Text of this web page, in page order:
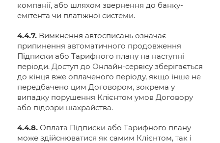
компанії, або шляхом звернення до банку-
емітента чи платіжної системи.
4.4.7. Вимкнення автосписань означає
припинення автоматичного продовження
Підписки або Тарифного плану на наступні
періоди. Доступ до Онлайн-сервісу зберігається
до кінця вже оплаченого періоду, якщо інше не
передбачено цим Договором, зокрема у
випадку порушення Клієнтом умов Договору
або підозри шахрайства.
4.4.8. Оплата Підписки або Тарифного плану
може здійснюватися як самим Клієнтом, так і